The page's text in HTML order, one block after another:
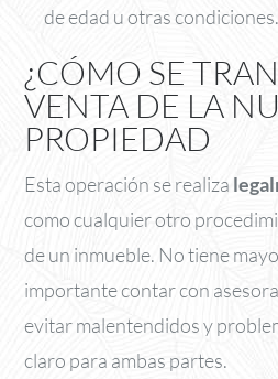
de edad u otras condiciones.
¿CÓMO SE
VENTA DE LA
PROPIEDAD
Esta operación se realiza
como cualquier otro
de un inmueble. No tiene
importante contar con
evitar malentendidos y
claro para ambas partes.